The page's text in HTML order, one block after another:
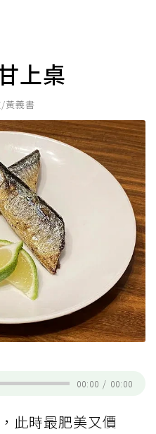
上桌
黃義書
00:00 / 00:00
此時最肥美又價